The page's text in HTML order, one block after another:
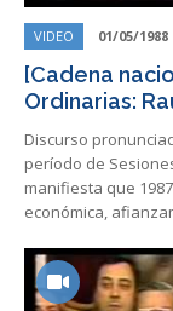
VIDEO 01/05/1988
[Cadena
Ordinarias:
Discurso
período de
manifiesta que
económica,